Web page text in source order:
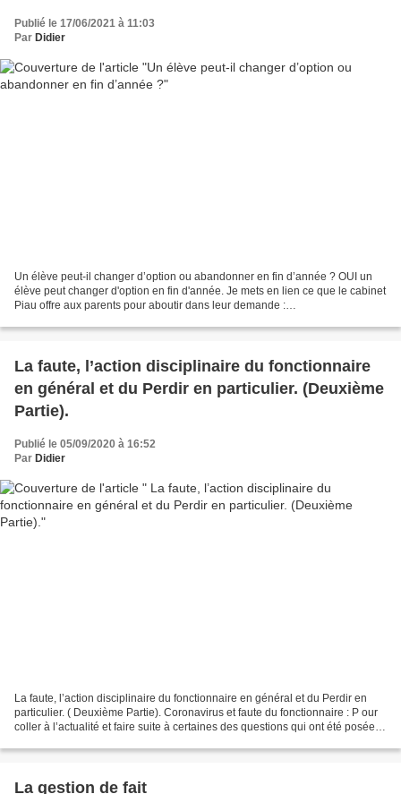
Publié le 17/06/2021 à 11:03
Par Didier
Un élève peut-il changer d’option ou abandonner en fin d’année ? OUI un
élève peut changer d'option en fin d'année. Je mets en lien ce que le cabinet
Piau offre aux parents pour aboutir dans leur demande :
fin-d-annee.html...
La faute, l’action disciplinaire du fonctionnaire
en général et du Perdir en particulier. (Deuxième
Partie).
Publié le 05/09/2020 à 16:52
Par Didier
La faute, l’action disciplinaire du fonctionnaire en général et du Perdir en
particulier. ( Deuxième Partie). Coronavirus et faute du fonctionnaire : P our
coller à l’actualité et faire suite à certaines des questions qui ont été posées
La gestion de fait